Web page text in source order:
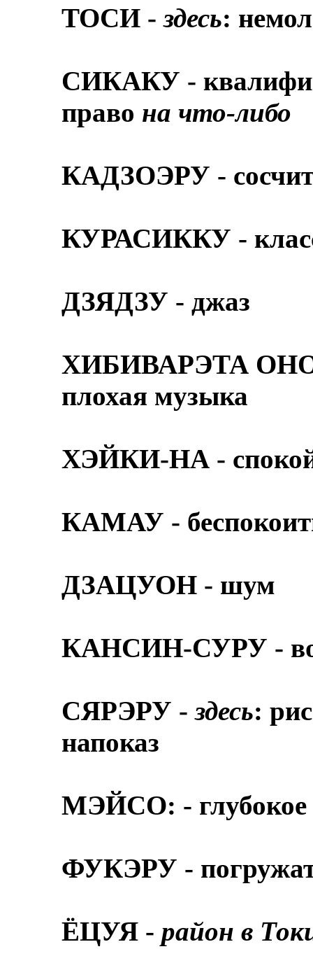
ТОСИ -здесь:
СИКАКУ -
право на что-либо
КАДЗОЭРУ -
КУРАСИККУ -
ДЗЯДЗУ - джаз
ХИБИВАРЭТА ОНО
плохая музыка
ХЭЙКИ-НА -
КАМАУ -
ДЗАЦУОН - шум
КАНСИН-СУРУ -
СЯРЭРУ -здесь:
напоказ
МЭЙСО: - глубокое
ФУКЭРУ -
ЁЦУЯ - район в